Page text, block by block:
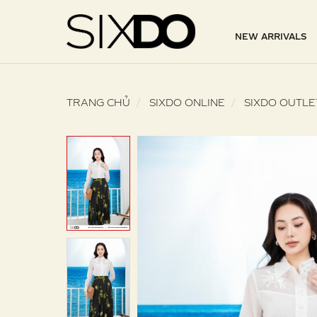
NEW ARRIVALS
TRANG CHỦ SIXDO ONLINE SIXDO